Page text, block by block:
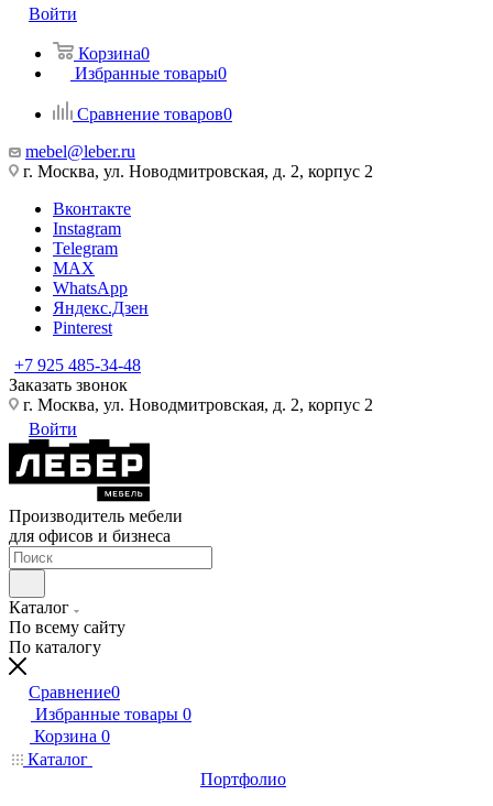
Войти
Корзина0
Избранные товары0
Сравнение товаров0
mebel@leber.ru
г. Москва, ул. Новодмитровская, д. 2, корпус 2
Вконтакте
Instagram
Telegram
MAX
WhatsApp
Яндекс.Дзен
Pinterest
+7 925 485-34-48
Заказать звонок
г. Москва, ул. Новодмитровская, д. 2, корпус 2
Войти
Производитель мебели
для офисов и бизнеса
Каталог
По всему сайту
По каталогу
Сравнение0
Избранные товары 0
Корзина 0
Каталог
Портфолио